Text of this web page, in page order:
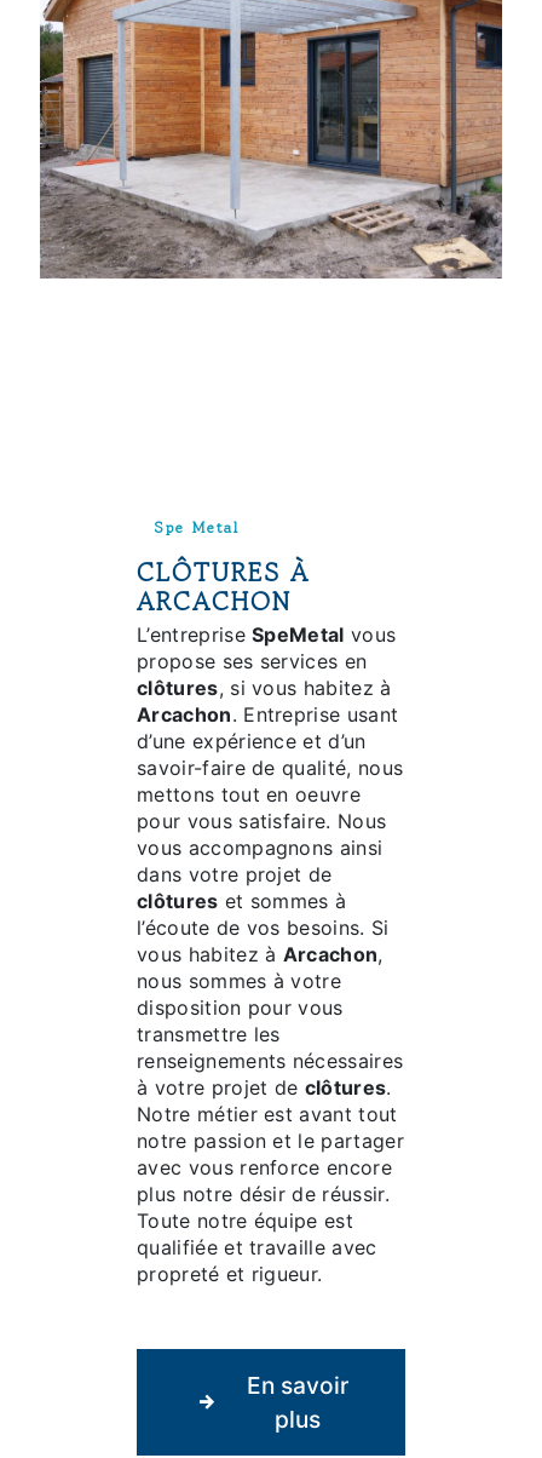
Spe Metal
CLÔTURES À
ARCACHON
L’entrepriseSpeMetal vous
propose ses services en
clôtures, si vous habitez à
Arcachon. Entreprise usant
d’une expérience et d’un
savoir-faire de qualité, nous
mettons tout en oeuvre
pour vous satisfaire. Nous
vous accompagnons ainsi
dans votre projet de
clôtures et sommes à
l’écoute de vos besoins. Si
vous habitez à Arcachon,
nous sommes à votre
disposition pour vous
transmettre les
renseignements nécessaires
à votre projet de clôtures.
Notre métier est avant tout
notre passion et le partager
avec vous renforce encore
plus notre désir de réussir.
Toute notre équipe est
qualifiée et travaille avec
propreté et rigueur.
En savoir
plus